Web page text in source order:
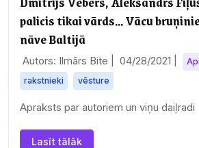
palicis tikai vārds... Vācu
nāve Baltijā
Autors: Ilmārs Bite | 04/28/2021
rakstnieki
vēsture
Apraksts par autoriem un viņu daiļradi
Lasīt tālāk